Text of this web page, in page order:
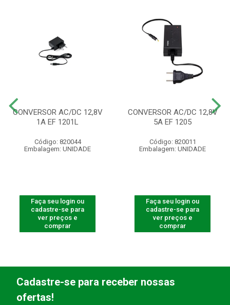
CONVERSOR AC/DC 12,8V
1A EF 1201L
Código: 820044
Embalagem: UNIDADE
Faça seu login ou
cadastre-se para
ver preços e
comprar
CONVERSOR AC/DC 12,8V
5A EF 1205
Código: 820011
Embalagem: UNIDADE
Faça seu login ou
cadastre-se para
ver preços e
comprar
Cadastre-se para receber nossas
ofertas!